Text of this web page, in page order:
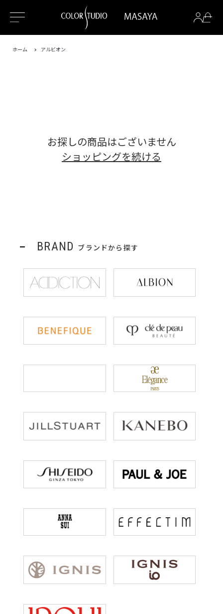
ホーム アルビオン
お探しの商品はございません
ショッピングを続ける
BRAND ブランドから探す